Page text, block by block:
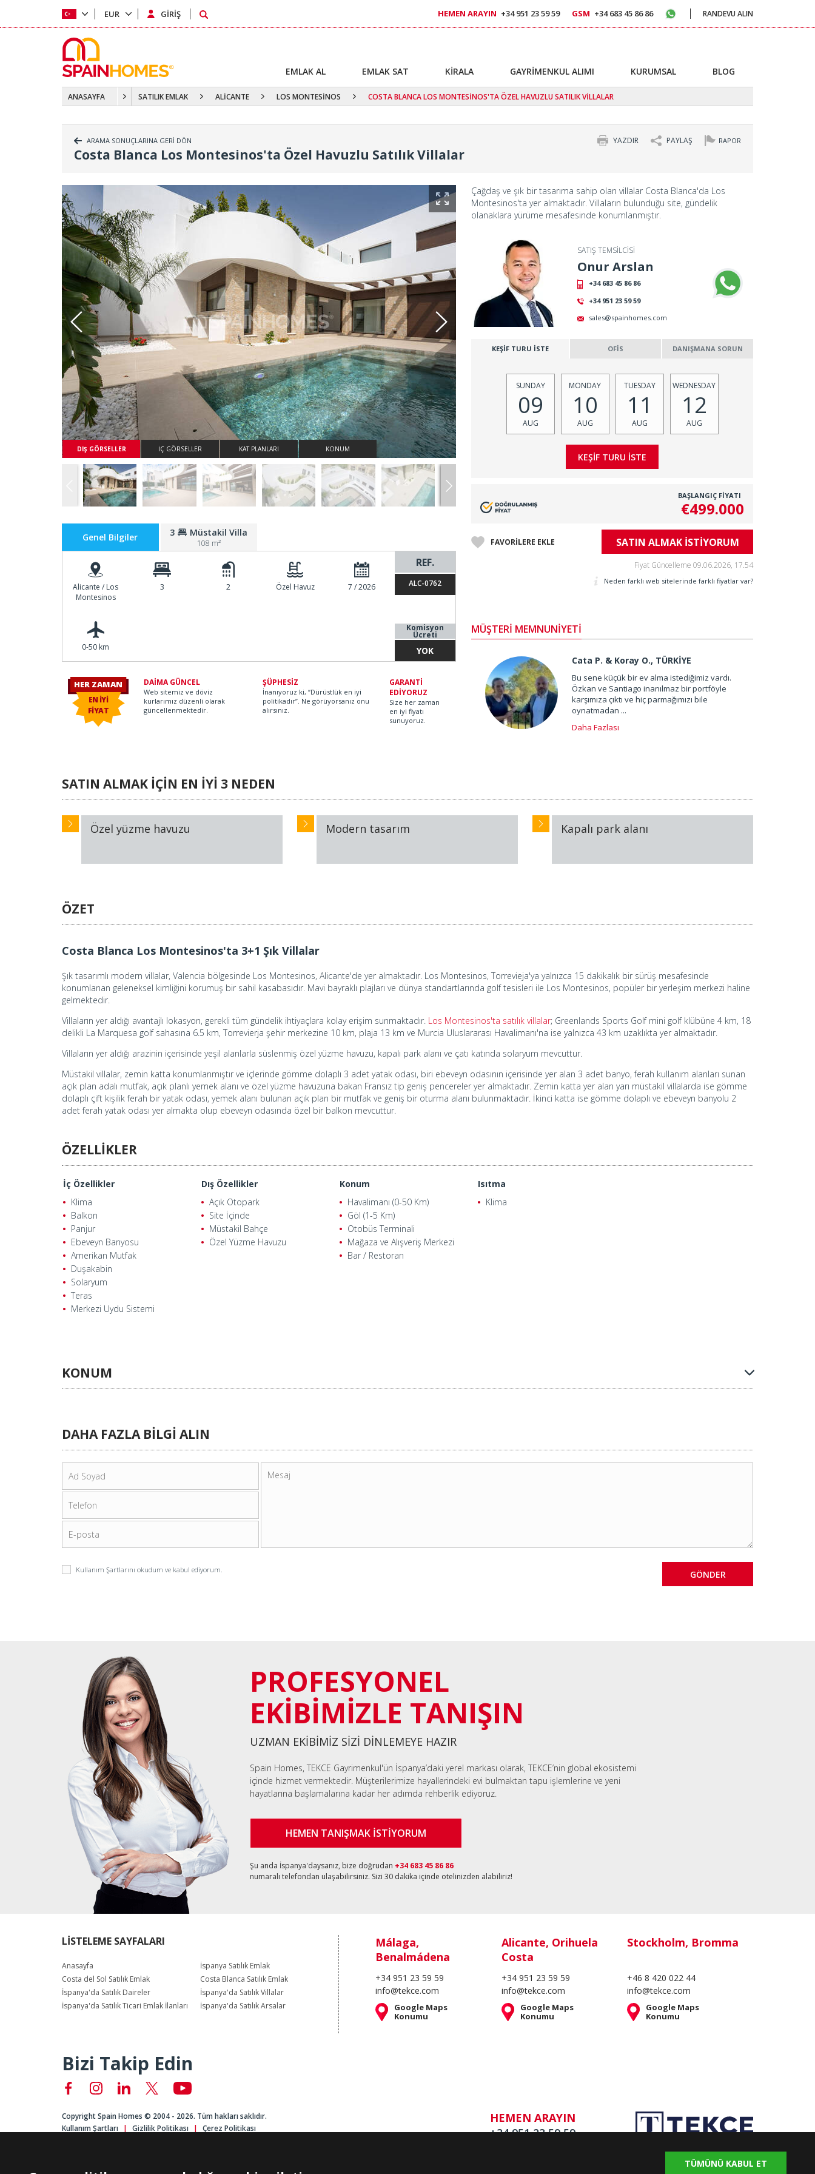
ANASAYFA SATILIK EMLAK ALİCANTE LOS MONTESİNOS COSTA BLANCA LOS MONTESİNOS'TA ÖZEL HAVUZLU SATILIK VİLLALAR
ARAMA SONUÇLARINA GERİ DÖN RAPOR
PAYLAŞ
YAZDIR
Costa Blanca Los Montesinos'ta Özel Havuzlu Satılık Villalar
DIŞ GÖRSELLER İÇ GÖRSELLER KAT PLANLARI KONUM
Genel Bilgiler 3 Müstakil Villa
108 m²
REF.
ALC-0762
Komisyon
Ücreti
YOK
Alicante / Los
Montesinos
3 2 Özel Havuz 7 / 2026
0-50 km
HER ZAMAN
EN İYİ
FİYAT
DAİMA GÜNCEL
Web sitemiz ve döviz
kurlarımız düzenli olarak
güncellenmektedir.
ŞÜPHESİZ
İnanıyoruz ki, “Dürüstlük en iyi
politikadır”. Ne görüyorsanız onu
alırsınız.
GARANTİ
EDİYORUZ
Size her zaman
en iyi fiyatı
sunuyoruz.
Çağdaş ve şık bir tasarıma sahip olan villalar Costa Blanca'da Los
Montesinos'ta yer almaktadır. Villaların bulunduğu site, gündelik
olanaklara yürüme mesafesinde konumlanmıştır.
SATIŞ TEMSİLCİSİ
Onur Arslan
+34 683 45 86 86
+34 951 23 59 59
sales@spainhomes.com
Whatsapp
KEŞİF TURU İSTE OFİS DANIŞMANA SORUN
SUNDAY
09
AUG
MONDAY
10
AUG
TUESDAY
11
AUG
WEDNESDAY
12
AUG
BAŞLANGIÇ FİYATI
€499.000
FAVORİLERE EKLE SATIN ALMAK İSTİYORUM
Fiyat Güncelleme 09.06.2026, 17.54
Neden farklı web sitelerinde farklı fiyatlar var?
MÜŞTERİ MEMNUNİYETİ
Cata P. & Koray O., TÜRKİYE
Bu sene küçük bir ev alma istediğimiz vardı.
Özkan ve Santiago inanılmaz bir portföyle
karşımıza çıktı ve hiç parmağımızı bile
oynatmadan ...
Daha Fazlası
SATIN ALMAK İÇİN EN İYİ 3 NEDEN
Özel yüzme havuzu Modern tasarım Kapalı park alanı
ÖZET
Costa Blanca Los Montesinos'ta 3+1 Şık Villalar
Şık tasarımlı modern villalar, Valencia bölgesinde Los Montesinos, Alicante'de yer almaktadır. Los Montesinos, Torrevieja'ya yalnızca 15 dakikalık bir sürüş mesafesinde
konumlanan geleneksel kimliğini korumuş bir sahil kasabasıdır. Mavi bayraklı plajları ve dünya standartlarında golf tesisleri ile Los Montesinos, popüler bir yerleşim merkezi haline
gelmektedir.
Villaların yer aldığı avantajlı lokasyon, gerekli tüm gündelik ihtiyaçlara kolay erişim sunmaktadır. Los Montesinos'ta satılık villalar; Greenlands Sports Golf mini golf klübüne 4 km, 18
delikli La Marquesa golf sahasına 6.5 km, Torrevierja şehir merkezine 10 km, plaja 13 km ve Murcia Uluslararası Havalimanı'na ise yalnızca 43 km uzaklıkta yer almaktadır.
Villaların yer aldığı arazinin içerisinde yeşil alanlarla süslenmiş özel yüzme havuzu, kapalı park alanı ve çatı katında solaryum mevcuttur.
Müstakil villalar, zemin katta konumlanmıştır ve içlerinde gömme dolaplı 3 adet yatak odası, biri ebeveyn odasının içerisinde yer alan 3 adet banyo, ferah kullanım alanları sunan
açık plan adalı mutfak, açık planlı yemek alanı ve özel yüzme havuzuna bakan Fransız tip geniş pencereler yer almaktadır. Zemin katta yer alan yarı müstakil villalarda ise gömme
dolaplı çift kişilik ferah bir yatak odası, yemek alanı bulunan açık plan bir mutfak ve geniş bir oturma alanı bulunmaktadır. İkinci katta ise gömme dolaplı ve ebeveyn banyolu 2
adet ferah yatak odası yer almakta olup ebeveyn odasında özel bir balkon mevcuttur.
ÖZELLİKLER
İç Özellikler
Klima
Balkon
Panjur
Ebeveyn Banyosu
Amerikan Mutfak
Duşakabin
Solaryum
Teras
Merkezi Uydu Sistemi
Dış Özellikler
Açık Otopark
Site İçinde
Müstakil Bahçe
Özel Yüzme Havuzu
Konum
Havalimanı (0-50 Km)
Göl (1-5 Km)
Otobüs Terminali
Mağaza ve Alışveriş Merkezi
Bar / Restoran
Isıtma
Klima
KONUM
DAHA FAZLA BİLGİ ALIN
Kullanım Şartlarını okudum ve kabul ediyorum.
EUR GİRİŞ HEMEN ARAYIN +34 951 23 59 59 GSM +34 683 45 86 86 RANDEVU ALIN
EMLAK AL EMLAK SAT KİRALA GAYRİMENKUL ALIMI KURUMSAL BLOG
PROFESYONEL
EKİBİMİZLE TANIŞIN
UZMAN EKİBİMİZ SİZİ DİNLEMEYE HAZIR
Spain Homes, TEKCE Gayrimenkul'ün İspanya’daki yerel markası olarak, TEKCE’nin global ekosistemi
içinde hizmet vermektedir. Müşterilerimize hayallerindeki evi bulmaktan tapu işlemlerine ve yeni
hayatlarına başlamalarına kadar her adımda rehberlik ediyoruz.
HEMEN TANIŞMAK İSTİYORUM
Şu anda İspanya'daysanız, bize doğrudan +34 683 45 86 86
numaralı telefondan ulaşabilirsiniz. Sizi 30 dakika içinde otelinizden alabiliriz!
LİSTELEME SAYFALARI
Anasayfa
İspanya Satılık Emlak
Costa del Sol Satılık Emlak
Costa Blanca Satılık Emlak
İspanya'da Satılık Daireler
İspanya'da Satılık Villalar
İspanya'da Satılık Ticari Emlak İlanları
İspanya'da Satılık Arsalar
Málaga,
Benalmádena
+34 951 23 59 59
info@tekce.com
Google Maps
Konumu
Alicante, Orihuela
Costa
+34 951 23 59 59
info@tekce.com
Google Maps
Konumu
Stockholm, Bromma
+46 8 420 022 44
info@tekce.com
Google Maps
Konumu
Bizi Takip Edin
Copyright Spain Homes © 2004 - 2026. Tüm hakları saklıdır.
Kullanım Şartları
Gizlilik Politikası Çerez Politikası
HEMEN ARAYIN
+34 951 23 59 59
TÜMÜNÜ KABUL ET